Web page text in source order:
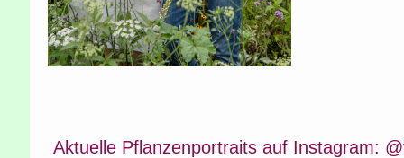
Aktuelle Pflanzenportraits auf Instagram: